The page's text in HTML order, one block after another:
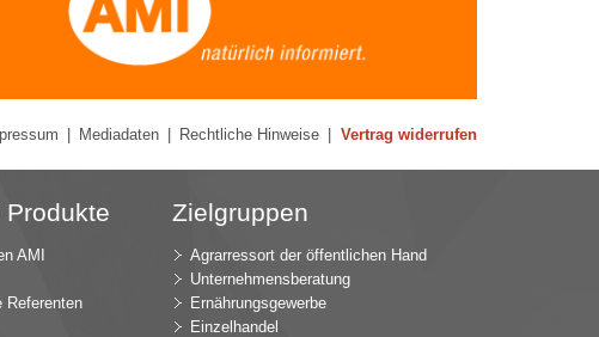
Mediadaten Rechtliche Hinweise Vertrag widerrufen
AMI
Referenten
Zielgruppen
Agrarressort der öffentlichen Hand
Unternehmensberatung
Ernährungsgewerbe
Einzelhandel